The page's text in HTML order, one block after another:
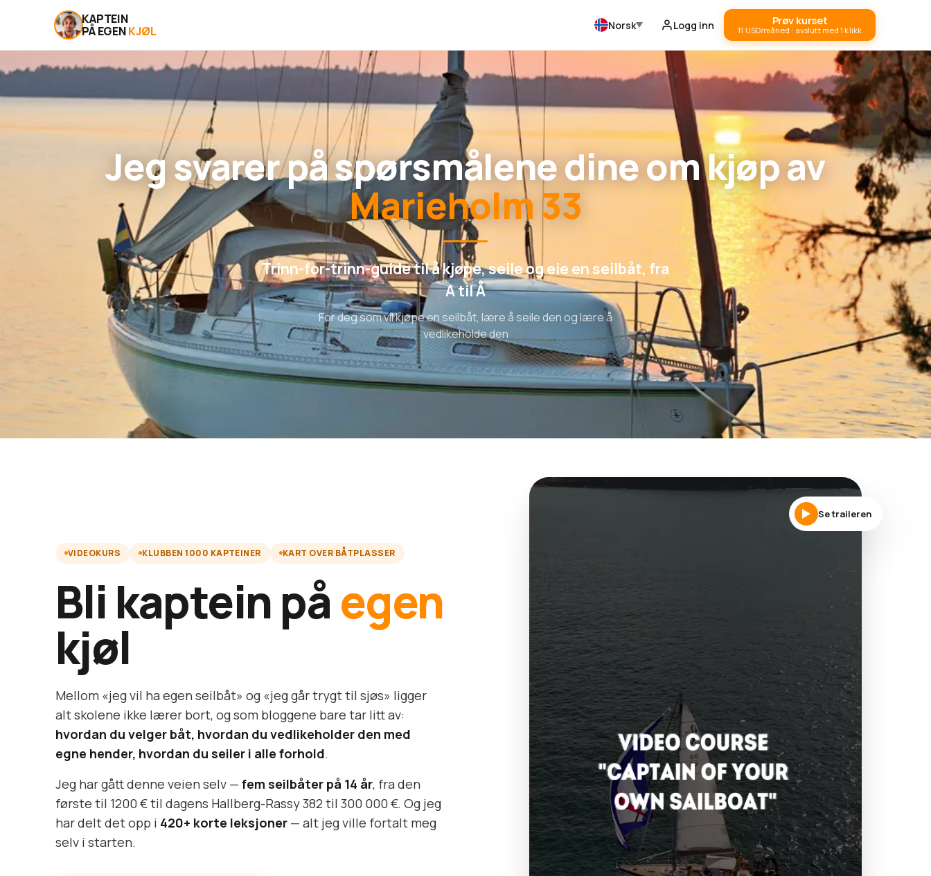
KAPTEIN
PÅ EGENKJØL Norsk Logg inn Prøv kurset
11 USD/måned · avslutt med 1 klikk
Jeg svarer på spørsmålene dine om kjøp av
Marieholm 33
Trinn-for-trinn-guide til å kjøpe, seile og eie en seilbåt, fra
A til Å
For deg som vil kjøpe en seilbåt, lære å seile den og lære å
vedlikeholde den
VIDEOKURS KLUBBEN 1000 KAPTEINER KART OVER BÅTPLASSER
Bli kaptein påegen
kjøl
Mellom «jeg vil ha egen seilbåt» og «jeg går trygt til sjøs» ligger
alt skolene ikke lærer bort, og som bloggene bare tar litt av:
hvordan du velger båt, hvordan du vedlikeholder den med
egne hender, hvordan du seiler i alle forhold.
Jeg har gått denne veien selv — fem seilbåter på 14 år, fra den
første til 1200 € til dagens Hallberg-Rassy 382 til 300 000 €. Og jeg
har delt det opp i 420+ korte leksjoner — alt jeg ville fortalt meg
selv i starten.
Se traileren